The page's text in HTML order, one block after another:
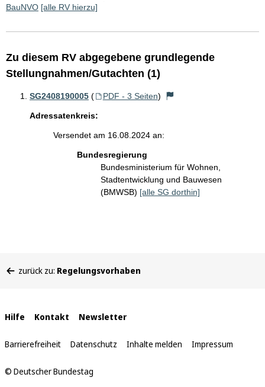
BauNVO [alle RV hierzu]
Zu diesem RV abgegebene grundlegende
Stellungnahmen/Gutachten (1)
SG2408190005 ( PDF - 3 Seiten)
Adressatenkreis:
Versendet am 16.08.2024 an:
Bundesregierung
Bundesministerium für Wohnen,
Stadtentwicklung und Bauwesen
(BMWSB) [alle SG dorthin]
befinden
zurück zu: Regelungsvorhaben
Interne
Links
Hilfe Kontakt Newsletter
Barrierefreiheit Datenschutz Inhalte melden Impressum
© Deutscher Bundestag